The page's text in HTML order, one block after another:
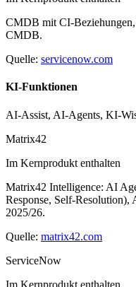
CMDB mit CI-
CMDB.
Quelle: servicenow.com
KI-Funktionen
AI-Assist, AI-Agents, KI-
Matrix42
Im Kernprodukt enthalten
Matrix42 Intelligence: AI
Response, Self-
2025/26.
Quelle: matrix42.com
ServiceNow
Im Kernprodukt enthalten